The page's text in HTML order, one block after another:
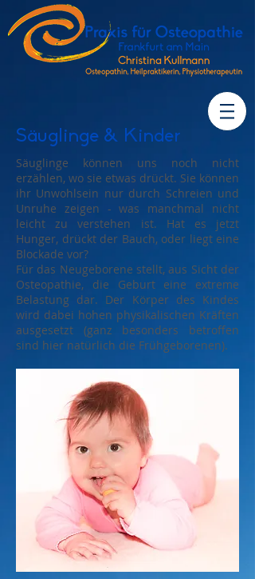
Säuglinge & Kinder
Säuglinge können uns noch nicht
erzählen, wo sie etwas drückt. Sie können
ihr Unwohlsein nur durch Schreien und
Unruhe zeigen - was manchmal nicht
leicht zu verstehen ist. Hat es jetzt
Hunger, drückt der Bauch, oder liegt eine
Blockade vor?
Für das Neugeborene stellt, aus Sicht der
Osteopathie, die Geburt eine extreme
Belastung dar. Der Körper des Kindes
wird dabei hohen physikalischen Kräften
ausgesetzt (ganz besonders betroffen
sind hier natürlich die Frühgeborenen).